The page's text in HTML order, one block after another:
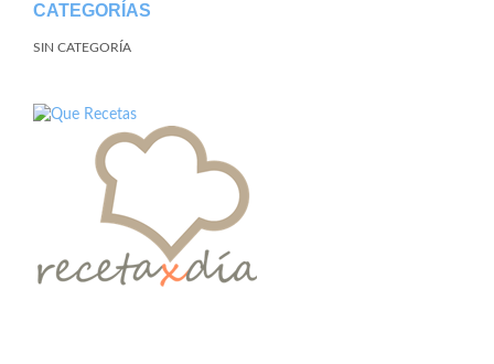
CATEGORÍAS
SIN CATEGORÍA